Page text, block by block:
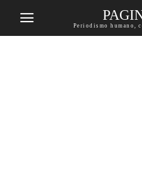
Periodismo humano,